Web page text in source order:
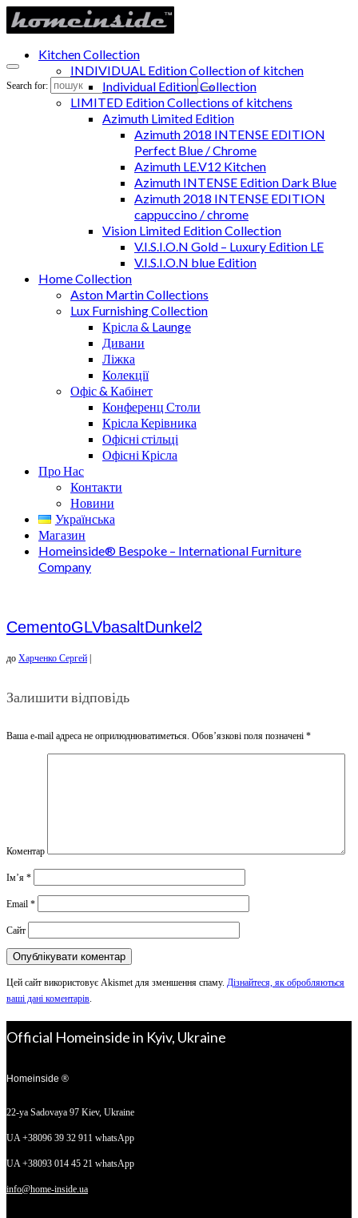
Search for:
Kitchen Collection
INDIVIDUAL Edition Collection of kitchen
Individual Edition Collection
LIMITED Edition Collections of kitchens
Azimuth Limited Edition
Azimuth 2018 INTENSE EDITION
Perfect Blue / Chrome
Azimuth LE.V12 Kitchen
Azimuth INTENSE Edition Dark Blue
Azimuth 2018 INTENSE EDITION
cappuccino / chrome
Vision Limited Edition Collection
V.I.S.I.O.N Gold – Luxury Edition LE
V.I.S.I.O.N blue Edition
Home Collection
Aston Martin Collections
Lux Furnishing Collection
Крісла & Launge
Дивани
Ліжка
Колекції
Офіс & Кабінет
Конференц Столи
Крісла Керівника
Офісні стільці
Офісні Крісла
Про Нас
Контакти
Новини
Українська
Магазин
Homeinside® Bespoke – International Furniture
Company
CementoGLVbasaltDunkel2
до Харченко Сергей
Залишити відповідь
Ваша e-mail адреса не оприлюднюватиметься. Обов’язкові поля позначені *
Коментар
Ім’я *
Email *
Сайт
Цей сайт використовує Akismet для зменшення спаму. Дізнайтеся, як обробляються
ваші дані коментарів.
Official Homeinside in Kyiv, Ukraine
Homeinside ®
22-ya Sadovaya 97 Kiev, Ukraine
UA +38096 39 32 911 whatsApp
UA +38093 014 45 21 whatsApp
info@home-inside.ua